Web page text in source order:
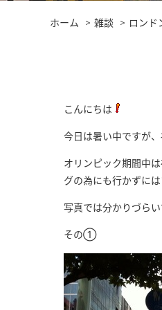
ホーム 雑談 ロンド
こんにちは
今日は暑い中ですが
オリンピック期間中
グの為にも行かずに
写真では分かりづら
その①